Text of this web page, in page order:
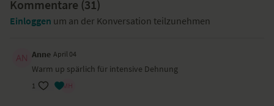
muskulären Energieund
genauer in die Ausrichtungsprinzipien des Anusara Yoga
einzutauchen, empfehlen wir dir unser Anusara Alignment Programm
Benötigte Hilfsmittel
Lege dir zwei Blöcke und eine Decke bereit.
Kommentare (31)
Einloggen um an der Konversation teilzunehmen
Anne April 04
Warm up spärlich für intensive Dehnung
1